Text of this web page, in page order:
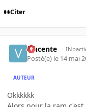
Citer
vincente
Posté(e) le 14 mai
AUTEUR
Okkkkkk